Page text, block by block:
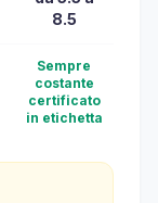
8.5
Sempre
costante
certificato
in etichetta